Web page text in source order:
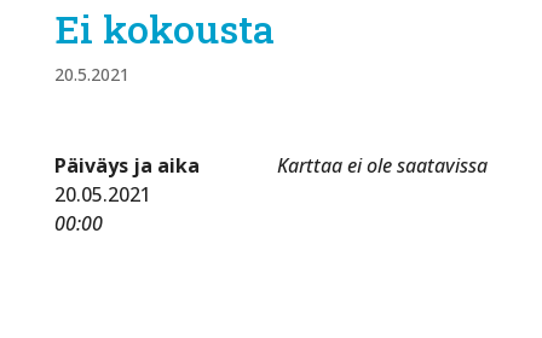
Ei kokousta
20.5.2021
Karttaa ei ole saatavissa
Päiväys ja aika
20.05.2021
00:00